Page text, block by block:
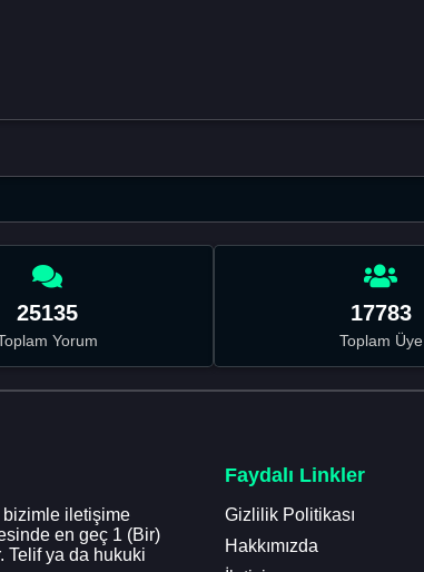
25135
Yorum
17783
Toplam Üye
bizimle iletişime
en geç 1 (Bir)
Telif ya da hukuki
Faydalı Linkler
Gizlilik Politikası
Hakkımızda